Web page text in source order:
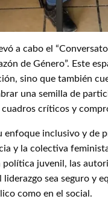
a cabo el
de Género”. Este
sino que también
una semilla de
críticos y
enfoque inclusivo y de
y la colectiva
política juvenil, las
liderazgo sea seguro y
como en el social.